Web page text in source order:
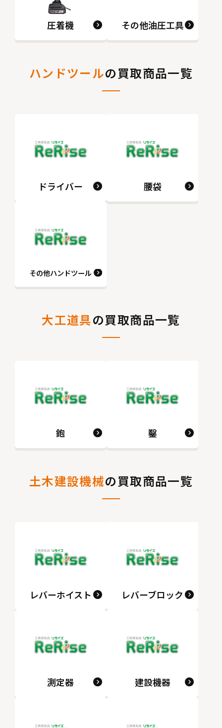
圧着機 その他油圧工具
ハンドツールの買取商品一覧
ドライバー 腰袋
その他ハンドツール
大工道具の買取商品一覧
鉋 鑿
土木建設機械の買取商品一覧
レバーホイスト レバーブロック
測定器 建設機器